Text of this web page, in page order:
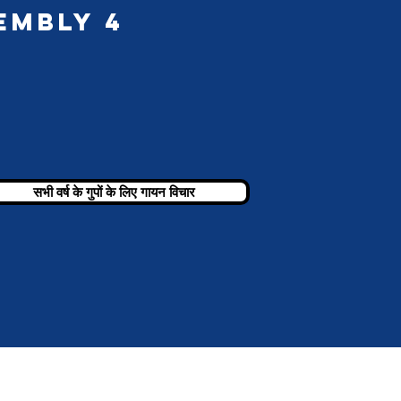
4
सभी वर्ष के गुपों के लिए गायन विचार